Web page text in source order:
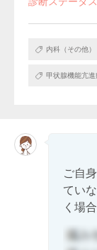
内科（その他）
甲状腺機能亢進
ご自
てい
く場